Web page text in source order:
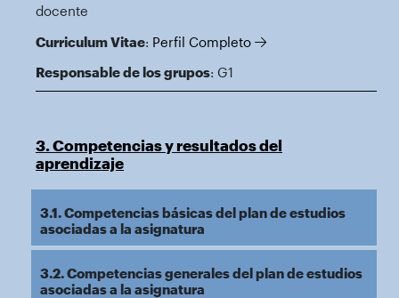
docente
Curriculum Vitae: Perfil Completo
Responsable de los grupos: G1
3. Competencias y resultados del
aprendizaje
3.1. Competencias básicas del plan de estudios
asociadas a la asignatura
3.2. Competencias generales del plan de estudios
asociadas a la asignatura